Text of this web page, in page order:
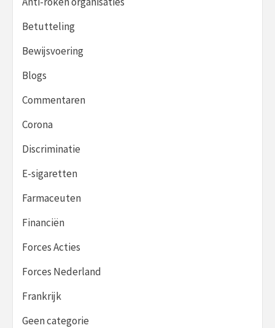
Betutteling
Bewijsvoering
Blogs
Commentaren
Corona
Discriminatie
E-sigaretten
Farmaceuten
Financiën
Forces Acties
Forces Nederland
Frankrijk
Geen categorie